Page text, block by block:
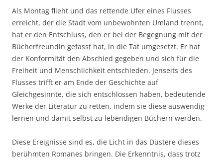
Als Montag flieht und das rettende Ufer eines Flusses
erreicht, der die Stadt vom unbewohnten Umland trennt,
hat er den Entschluss, den er bei der Begegnung mit der
Bücherfreundin gefasst hat, in die Tat umgesetzt. Er hat
der Konformität den Abschied gegeben und sich für die
Freiheit und Menschlichkeit entschieden. Jenseits des
Flusses trifft er am Ende der Geschichte auf
Gleichgesinnte, die sich entschlossen haben, bedeutende
Werke der Literatur zu retten, indem sie diese auswendig
lernen und damit selbst zu lebendigen Büchern werden.
Diese Ereignisse sind es, die Licht in das Düstere dieses
berühmten Romanes bringen. Die Erkenntnis, dass trotz